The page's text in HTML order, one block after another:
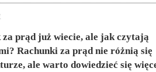
prąd już wiecie, ale jak czytają
Rachunki za prąd nie różnią się
ale warto dowiedzieć się